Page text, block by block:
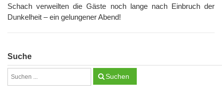
Schach verweilten die Gäste noch lange nach Einbruch der
Dunkelheit – ein gelungener Abend!
Suche
Suchen